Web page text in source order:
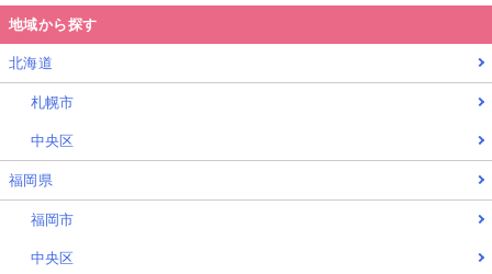
地域から探す
北海道
札幌市
中央区
福岡県
福岡市
中央区